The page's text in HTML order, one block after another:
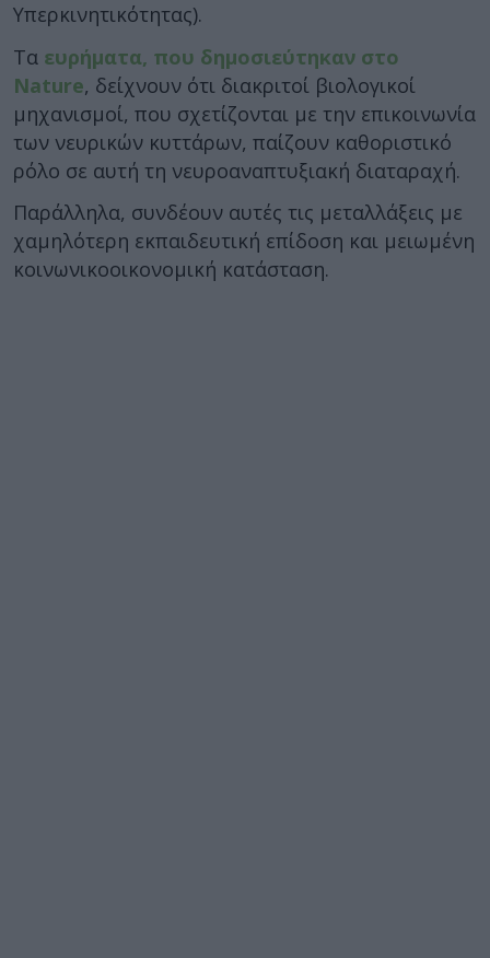
Υπερκινητικότητας).
Τα ευρήματα, που δημοσιεύτηκαν στο
Nature, δείχνουν ότι διακριτοί βιολογικοί
μηχανισμοί, που σχετίζονται με την επικοινωνία
των νευρικών κυττάρων, παίζουν καθοριστικό
ρόλο σε αυτή τη νευροαναπτυξιακή διαταραχή.
Παράλληλα, συνδέουν αυτές τις μεταλλάξεις με
χαμηλότερη εκπαιδευτική επίδοση και μειωμένη
κοινωνικοοικονομική κατάσταση.